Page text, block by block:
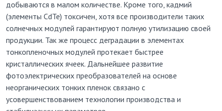
добываются в малом количестве. Кроме того, кадмий
(элементы CdTe) токсичен, хотя все производители таких
солнечных модулей гарантируют полную утилизацию своей
продукции. Так же процесс деградации в элементах
тонкопленочных модулей протекает быстрее
кристаллических ячеек. Дальнейшее развитие
фотоэлектрических преобразователей на основе
неорганических тонких пленок связано с
усовершенствованием технологии производства и